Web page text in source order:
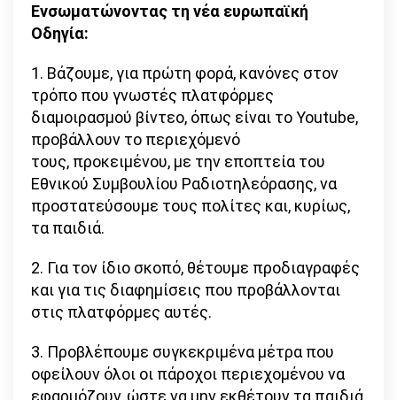
Ενσωματώνοντας τη νέα ευρωπαϊκή
Οδηγία:
1. Βάζουμε, για πρώτη φορά, κανόνες στον
τρόπο που γνωστές πλατφόρμες
διαμοιρασμού βίντεο, όπως είναι το Youtube,
προβάλλουν το περιεχόμενό
τους, προκειμένου, με την εποπτεία του
Εθνικού Συμβουλίου Ραδιοτηλεόρασης, να
προστατεύσουμε τους πολίτες και, κυρίως,
τα παιδιά.
2. Για τον ίδιο σκοπό, θέτουμε προδιαγραφές
και για τις διαφημίσεις που προβάλλονται
στις πλατφόρμες αυτές.
3. Προβλέπουμε συγκεκριμένα μέτρα που
οφείλουν όλοι οι πάροχοι περιεχομένου να
εφαρμόζουν, ώστε να μην εκθέτουν τα παιδιά